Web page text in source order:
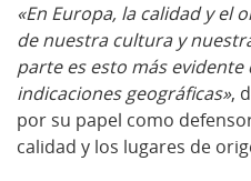
«En Europa, la calidad y el
de nuestra cultura y
parte es esto más
indicaciones geográficas»,
por su papel como
calidad y los lugares de